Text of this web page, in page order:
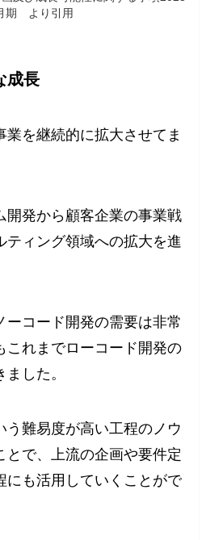
期 より引用
成長
業を継続的に拡大させてま
開発から顧客企業の事業戦
ティング領域への拡大を進
ーコード開発の需要は非常
これまでローコード開発の
した。
う難易度が高い工程のノウ
とで、上流の企画や要件定
にも活用していくことがで